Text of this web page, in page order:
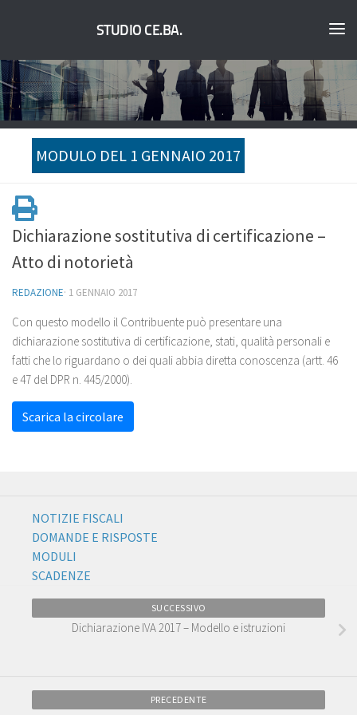
STUDIO CE.BA.
MODULO DEL 1 GENNAIO 2017
Dichiarazione sostitutiva di certificazione –
Atto di notorietà
REDAZIONE· 1 GENNAIO 2017
Con questo modello il Contribuente può presentare una
dichiarazione sostitutiva di certificazione, stati, qualità personali e
fatti che lo riguardano o dei quali abbia diretta conoscenza (artt. 46
e 47 del DPR n. 445/2000).
Scarica la circolare
NOTIZIE FISCALI
DOMANDE E RISPOSTE
MODULI
SCADENZE
SUCCESSIVO
Dichiarazione IVA 2017 – Modello e istruzioni
PRECEDENTE